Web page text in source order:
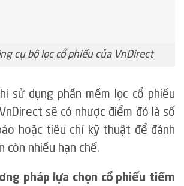
cụ bộ lọc cổ phiếu của VnDirect
sử dụng phần mềm lọc cổ phiếu
sẽ có nhược điểm đó là số
hoặc tiêu chí kỹ thuật để đánh
còn nhiều hạn chế.
pháp lựa chọn cổ phiếu tiềm